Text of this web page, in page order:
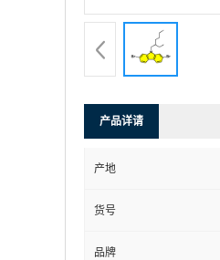
产品详请
产地
货号
品牌